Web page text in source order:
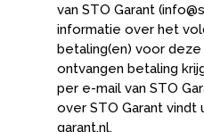
van STO Garant
informatie over het
betaling(en) voor
ontvangen betaling
per e-mail van STO
over STO Garant vindt
garant.nl.